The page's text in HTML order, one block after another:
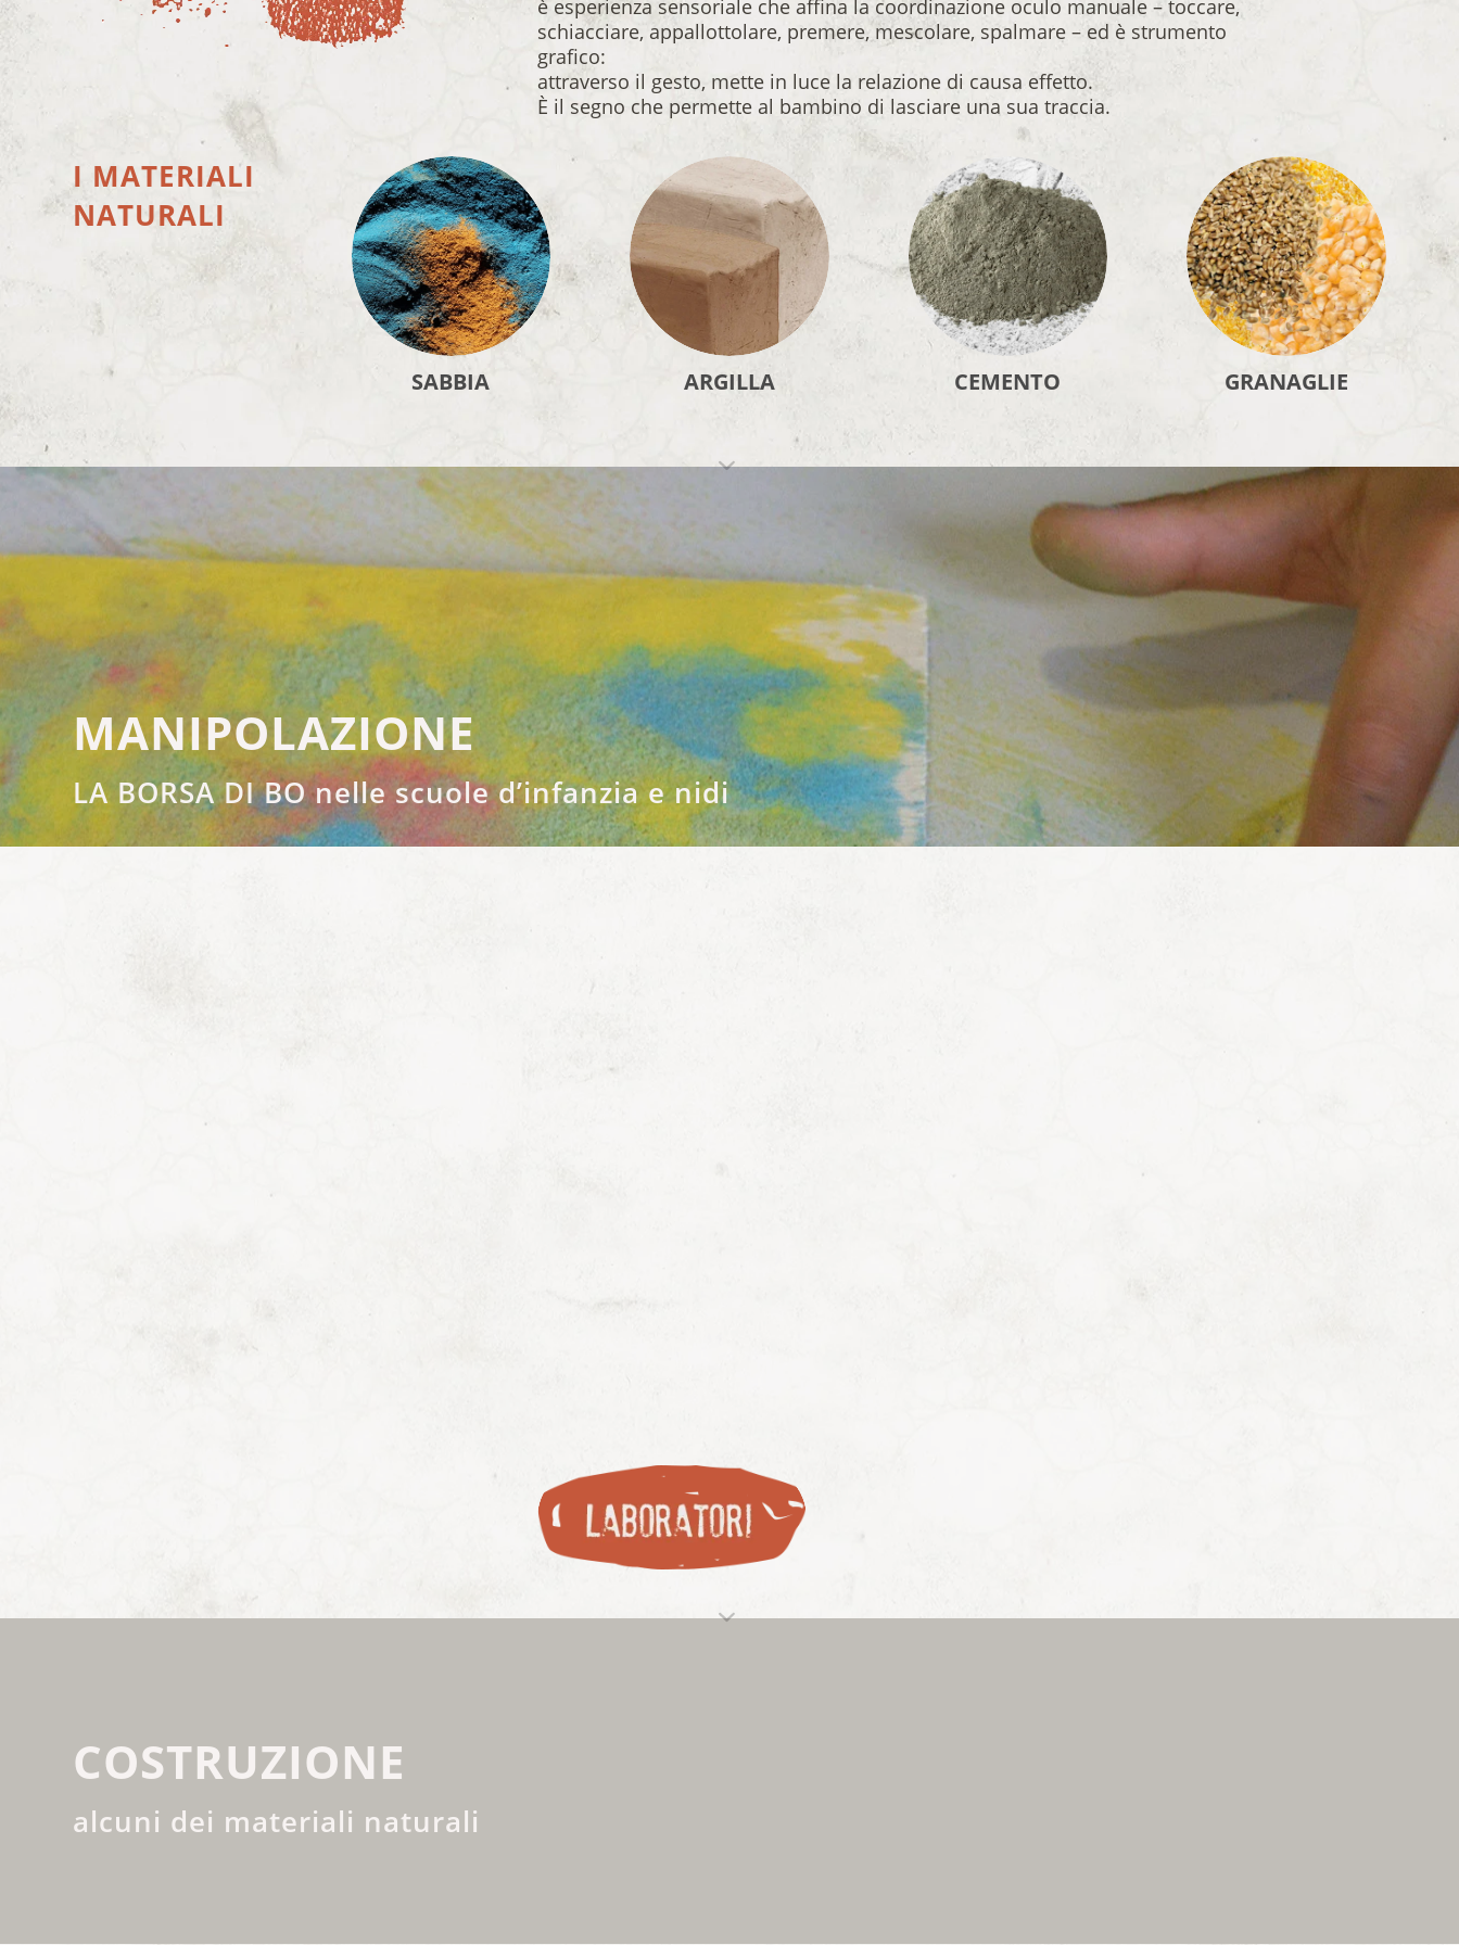
è esperienza sensoriale che affina la coordinazione oculo manuale – toccare,
schiacciare, appallottolare, premere, mescolare, spalmare – ed è strumento
grafico:
attraverso il gesto, mette in luce la relazione di causa effetto.
È il segno che permette al bambino di lasciare una sua traccia.
I MATERIALI
NATURALI
SABBIA ARGILLA CEMENTO GRANAGLIE
MANIPOLAZIONE
LA BORSA DI BO nelle scuole d’infanzia e nidi
visita anche le
nostre proposte di
laboratori
COSTRUZIONE
alcuni dei materiali naturali